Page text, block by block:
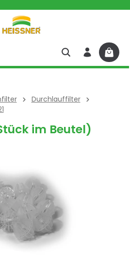
Durchlauffilter
im Beutel)